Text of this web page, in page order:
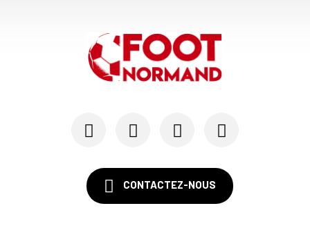
CONTACTEZ-NOUS